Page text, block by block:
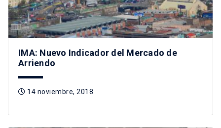
IMA: Nuevo Indicador del Mercado de
Arriendo
14 noviembre, 2018